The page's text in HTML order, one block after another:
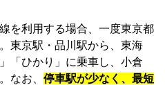
を利用する場合、一度東京都
東京駅・品川駅から、東海
「ひかり」に乗車し、小倉
なお、 停車駅が少なく、最短